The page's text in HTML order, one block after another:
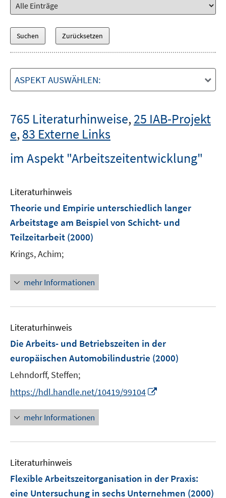
ASPEKT AUSWÄHLEN:
765 Literaturhinweise,25 IAB-Projekt
e,83 Externe Links
im Aspekt "Arbeitszeitentwicklung"
Literaturhinweis
Theorie und Empirie unterschiedlich langer
Arbeitstage am Beispiel von Schicht- und
Teilzeitarbeit (2000)
Krings, Achim;
mehr Informationen
Literaturhinweis
Die Arbeits- und Betriebszeiten in der
europäischen Automobilindustrie (2000)
Lehndorff, Steffen;
https://hdl.handle.net/10419/99104
u
F
mehr Informationen
Literaturhinweis
Flexible Arbeitszeitorganisation in der Praxis:
eine Untersuchung in sechs Unternehmen (2000)